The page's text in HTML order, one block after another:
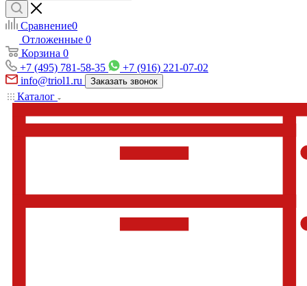
Сравнение0
Отложенные 0
Корзина 0
+7 (495) 781-58-35
+7 (916) 221-07-02
info@triol1.ru
Заказать звонок
Каталог